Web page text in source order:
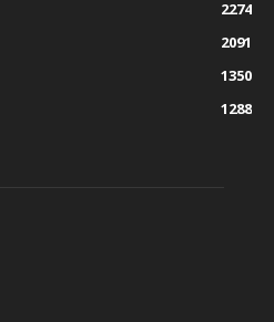
2274
2091
1350
1288